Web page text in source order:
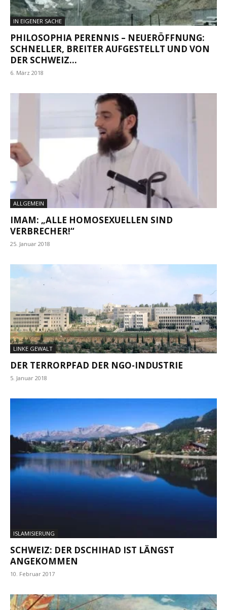
IN EIGENER SACHE
PHILOSOPHIA PERENNIS – NEUERÖFFNUNG:
SCHNELLER, BREITER AUFGESTELLT UND VON
DER SCHWEIZ...
6. März 2018
ALLGEMEIN
IMAM: „ALLE HOMOSEXUELLEN SIND
VERBRECHER!“
25. Januar 2018
LINKE GEWALT
DER TERRORPFAD DER NGO-INDUSTRIE
5. Januar 2018
ISLAMISIERUNG
SCHWEIZ: DER DSCHIHAD IST LÄNGST
ANGEKOMMEN
10. Februar 2017